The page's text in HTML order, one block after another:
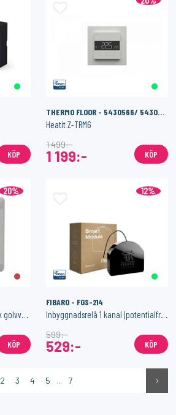
KÖP
THERMO FLOOR - 5430566/ 5430568
Heatit Z-TRM6
1 199:-
1 499:-
KÖP
20%
Smart termostat för elektrisk golvvärme - Z-Wave
KÖP
12%
FIBARO - FGS-214
Inbyggnadsrelä 1 kanal (potentialfri utgång) - Fibaro Smart Module
529:-
599:-
KÖP
2 3 4 5 ... 7